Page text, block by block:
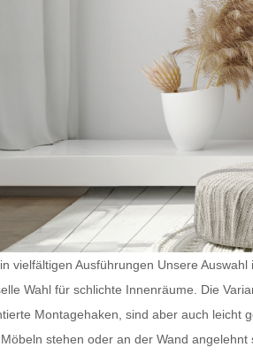
vielfältigen Ausführungen Unsere
Wahl für schlichte Innenräume. Die
Montagehaken, sind aber auch leicht
stehen oder an der Wand